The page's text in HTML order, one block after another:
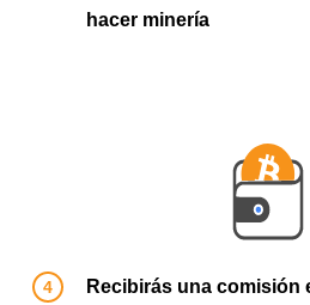
hacer minería
Recibirás una comisión